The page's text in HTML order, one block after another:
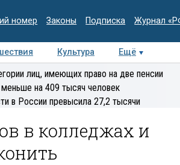
номер Законы Подписка Журнал
Культура Ещё
Интервью Колумнисты
лиц, имеющих право на две пенсии
на 409 тысяч человек
в России превысила 27,2 тысячи
в колледжах и